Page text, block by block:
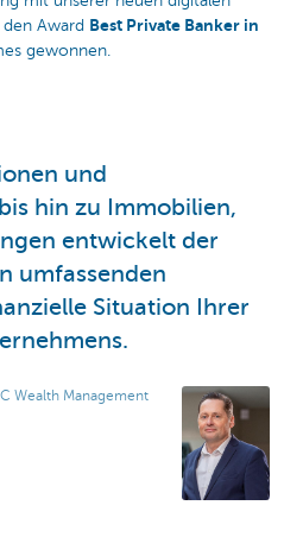
Award Best Private Banker in
gewonnen.
und
hin zu Immobilien,
entwickelt der
umfassenden
Situation Ihrer
Wealth Management